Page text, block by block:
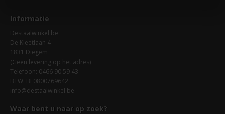
Informatie
Destaalwinkel.be
De Kleetlaan 4
1831 Diegem
(Geen levering op het adres)
Telefoon: 0466 90 59 43
BTW: BE0800769642
info@destaalwinkel.be
Waar bent u naar op zoek?